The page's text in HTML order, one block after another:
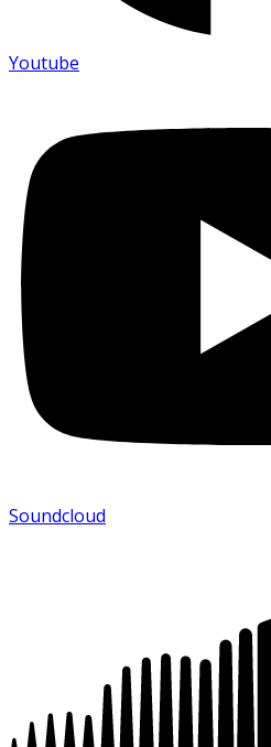
Youtube
Soundcloud